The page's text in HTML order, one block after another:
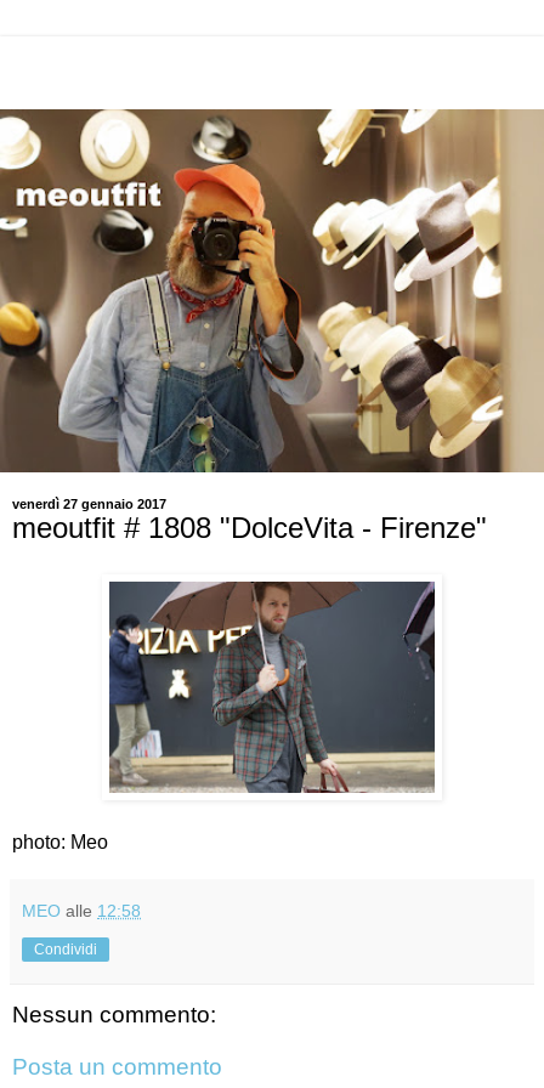
venerdì 27 gennaio 2017
meoutfit # 1808 "DolceVita - Firenze"
photo: Meo
MEO alle 12:58
Condividi
Nessun commento:
Posta un commento